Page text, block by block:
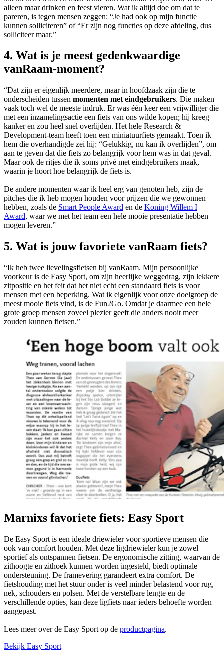
alleen maar drinken en feest vieren. Wat ik altijd doe om dat te
pareren, is tegen mensen zeggen: “Je had ook op mijn functie
kunnen solliciteren” of “Er zijn nog functies op deze afdeling, dus
solliciteer maar.”
4. Wat is je meest gedenkwaardige
vanRaam-moment?
“Dat zijn er eigenlijk meerdere, maar in hoofdzaak zijn die te
onderscheiden tussen momenten met eindgebruikers. Die maken
vaak toch wel de meeste indruk. Er was één keer een vrijwilliger die
met een inzamelingsactie een fiets van ons wilde kopen; hij kreeg
kanker en zou heel snel overlijden. Het hele Research &
Development-team heeft toen een miniatuurfiets gemaakt. Toen ik
hem die overhandigde zei hij: “Gelukkig, nu kan ik overlijden”, om
aan te geven dat die fiets zo belangrijk voor hem was in dat geval.
Maar ook de ritjes die ik soms privé met eindgebruikers maak,
waarin je hoort hoe belangrijk de fiets is.
De andere momenten waar ik heel erg van genoten heb, zijn de
pitches die ik heb mogen houden voor prijzen die we gewonnen
hebben, zoals de Smart People Award en de Koning Willem I
Award, waar we met het team een hele mooie presentatie hebben
mogen leveren.”
5. Wat is jouw favoriete vanRaam fiets?
“Ik heb twee lievelingsfietsen bij vanRaam. Mijn persoonlijke
voorkeur is de Easy Sport, om zijn heerlijke weggedrag, zijn lekkere
zitpositie en het feit dat het niet echt een standaard fiets is voor
mensen met een beperking. Wat ik eigenlijk voor onze doelgroep de
meest mooie fiets vind, is de Fun2Go. Omdat je daarmee een hele
grote groep mensen zoveel plezier geeft die anders nooit meer
zouden kunnen fietsen.”
Marnixs favoriete fiets: Easy Sport
De Easy Sport is een ideale driewieler voor sportieve mensen die
ook van comfort houden. Met deze ligdriewieler kun je zowel
sportief als ontspannen fietsen. De ergonomische zitting, waarvan de
zithoogte en zithoek kunnen worden ingesteld, biedt optimale
ondersteuning. De framevering garandeert extra comfort. De
fietshouding met het stuur onder is veel minder belastend voor rug,
nek, schouders en polsen. Met de verstelbare lengte en de
verschillende opties, kan deze ligfiets naar ieders behoefte worden
aangepast.
Lees meer over de Easy Sport op de productpagina.
Bekijk Easy Sport